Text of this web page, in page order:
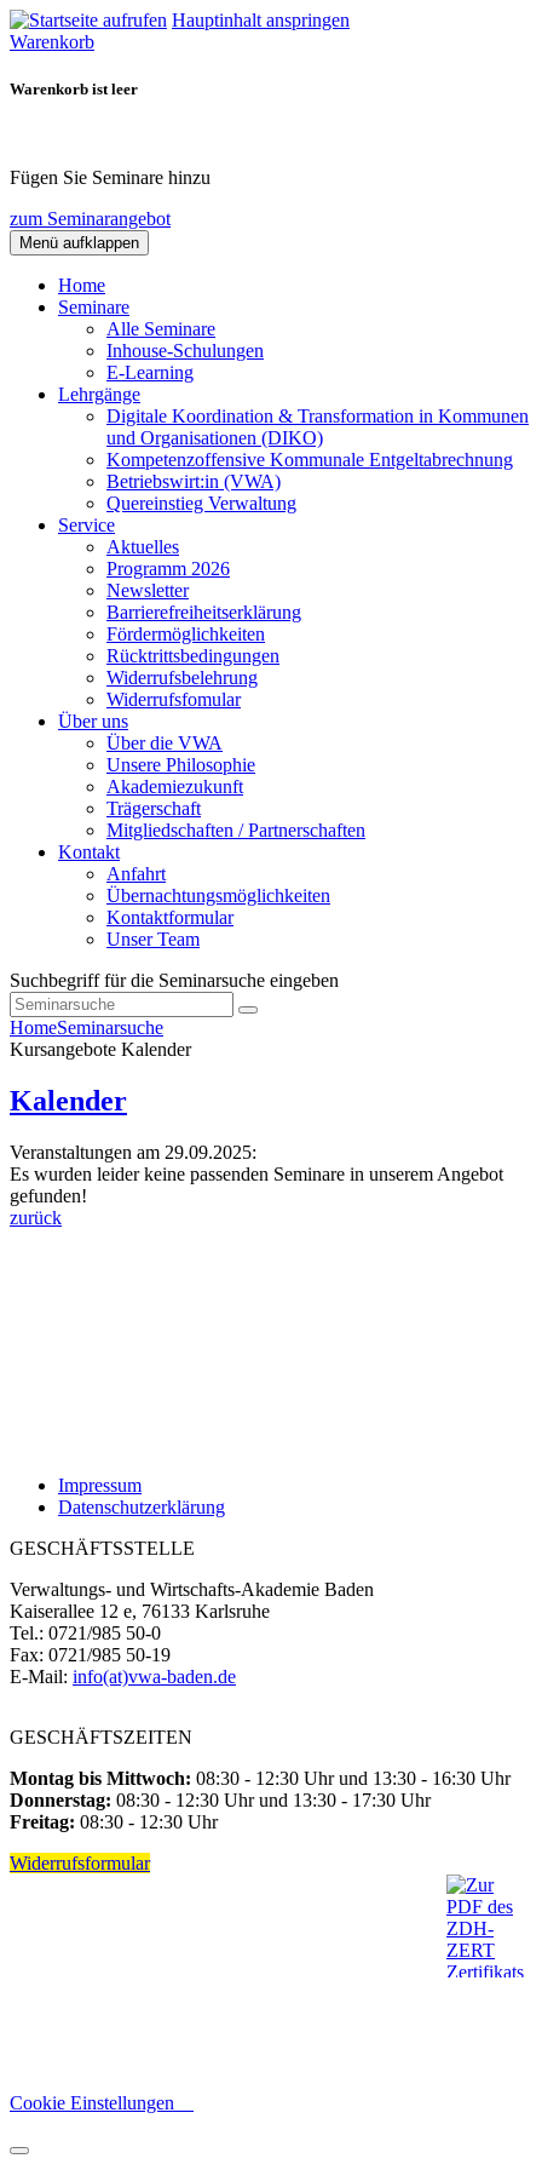
Hauptinhalt anspringen
Warenkorb
Warenkorb ist leer
Fügen Sie Seminare hinzu
zum Seminarangebot
Menü aufklappen
Home
Seminare
Alle Seminare
Inhouse-Schulungen
E-Learning
Lehrgänge
Digitale Koordination & Transformation in Kommunen
und Organisationen (DIKO)
Kompetenzoffensive Kommunale Entgeltabrechnung
Betriebswirt:in (VWA)
Quereinstieg Verwaltung
Service
Aktuelles
Programm 2026
Newsletter
Barrierefreiheitserklärung
Fördermöglichkeiten
Rücktrittsbedingungen
Widerrufsbelehrung
Widerrufsfomular
Über uns
Über die VWA
Unsere Philosophie
Akademiezukunft
Trägerschaft
Mitgliedschaften / Partnerschaften
Kontakt
Anfahrt
Übernachtungsmöglichkeiten
Kontaktformular
Unser Team
Suchbegriff für die Seminarsuche eingeben
HomeSeminarsuche
Kursangebote Kalender
Kalender
Veranstaltungen am 29.09.2025:
Es wurden leider keine passenden Seminare in unserem Angebot
gefunden!
zurück
Impressum
Datenschutzerklärung
GESCHÄFTSSTELLE
Verwaltungs- und Wirtschafts-Akademie Baden
Kaiserallee 12 e, 76133 Karlsruhe
Tel.: 0721/985 50-0
Fax: 0721/985 50-19
E-Mail: info(at)vwa-baden.de
GESCHÄFTSZEITEN
Montag bis Mittwoch: 08:30 - 12:30 Uhr und 13:30 - 16:30 Uhr
Donnerstag: 08:30 - 12:30 Uhr und 13:30 - 17:30 Uhr
Freitag: 08:30 - 12:30 Uhr
Widerrufsformular
Cookie Einstellungen